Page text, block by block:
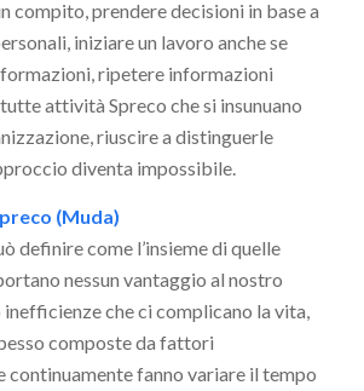
compito, prendere decisioni in base a
iniziare un lavoro anche se
ripetere informazioni
attività Spreco che si insunuano
riuscire a distinguerle
diventa impossibile.
(Muda)
definire come l’insieme di quelle
nessun vantaggio al nostro
che ci complicano la vita,
composte da fattori
continuamente fanno variare il tempo